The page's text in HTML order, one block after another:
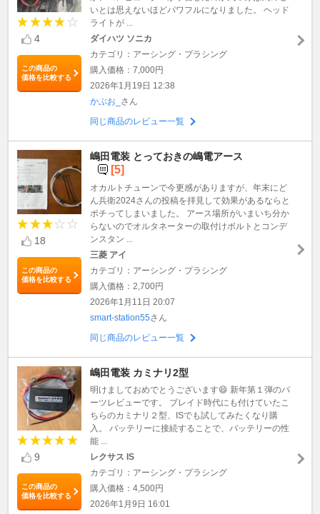
4
この商品の
価格を比較する
いとは思えないほどパワフルになりました。 ヘッド
ライトが ...
ダイハツ ソニカ
カテゴリ：アーシング・プラシング
購入価格：7,000円
2026年1月19日 12:38
かぶお_ さん
同じ商品のレビュー一覧
18
この商品の
価格を比較する
嶋田電装 とっておきの嶋電アース
[5]
オカルトチューンで今更感がありますが、年末にど
ん兵衛2024さんの投稿を拝見して効果があるならと
ポチってしまいました。 アース場所がいまいち分か
らないのでオルタネーターの取付けボルトとコンデ
ンスタン ...
三菱 アイ
カテゴリ：アーシング・プラシング
購入価格：2,700円
2026年1月11日 20:07
smart-station55さん
同じ商品のレビュー一覧
9
この商品の
価格を比較する
嶋田電装 カミナリ2型
明けましておめでとうございます😄 新年第１弾のパ
ーツレビューです。 ブレイド時代にも付けていたこ
ちらのカミナリ２型、ISでも試してみたくなり購
入。 バッテリーに接続することで、バッテリーの性
能 ...
レクサス IS
カテゴリ：アーシング・プラシング
購入価格：4,500円
2026年1月9日 16:01